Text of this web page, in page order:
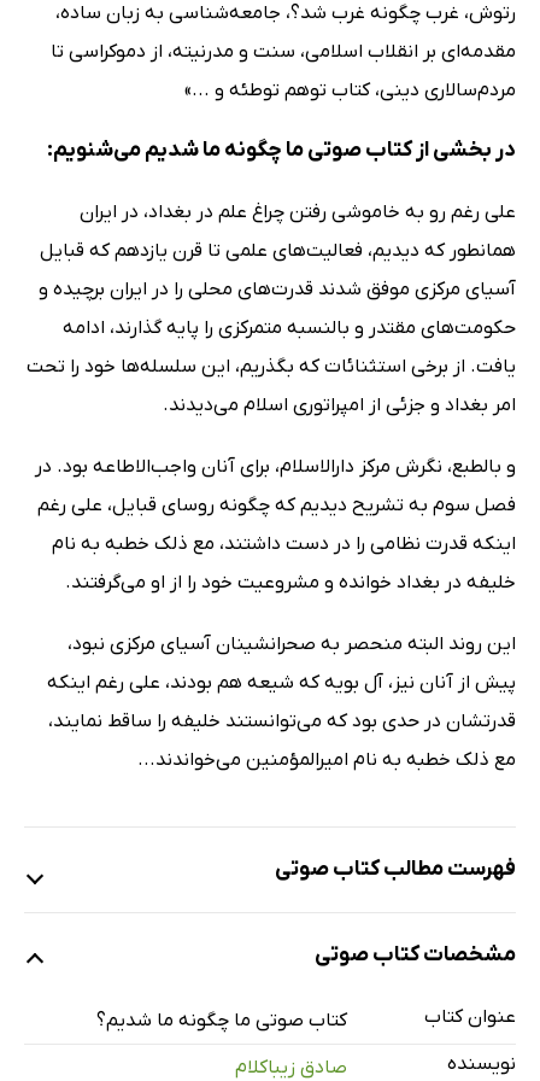
رتوش، غرب چگونه غرب شد؟، جامعه‌شناسی به زبان ساده،
مقدمه‌ای بر انقلاب اسلامی، سنت و مدرنیته، از دموکراسی تا
مردم‌سالاری دینی، کتاب توهم توطئه و ...»
در بخشی از کتاب صوتی ما چگونه ما شدیم می‌شنویم:
علی رغم رو به خاموشی رفتن چراغ علم در بغداد، در ایران
همانطور که دیدیم، فعالیت‌های علمی تا قرن یازدهم که قبایل
آسیای مرکزی موفق شدند قدرت‌های محلی را در ایران برچیده و
حکومت‌های مقتدر و بالنسبه متمرکزی را پایه گذارند، ادامه
یافت. از برخی استثنائات که بگذریم، این سلسله‌ها خود را تحت
امر بغداد و جزئی از امپراتوری اسلام می‌دیدند.
و بالطبع، نگرش مرکز دارالاسلام، برای آنان واجب‌الاطاعه بود. در
فصل سوم به تشریح دیدیم که چگونه روسای قبایل، علی رغم
اینکه قدرت نظامی را در دست داشتند، مع ذلک خطبه به نام
خلیفه در بغداد خوانده و مشروعیت خود را از او می‌گرفتند.
این روند البته منحصر به صحرانشینان آسیای مرکزی نبود،
پیش از آنان نیز، آل بویه که شیعه هم بودند، علی رغم اینکه
قدرتشان در حدی بود که می‌توانستند خلیفه را ساقط نمایند،
مع ذلک خطبه به نام امیرالمؤمنین می‌خواندند...
فهرست مطالب کتاب صوتی
نمونه (یک)
مشخصات کتاب صوتی
عنوان کتاب
کتاب صوتی ما چگونه ما شدیم؟
نویسنده
صادق زیباکلام